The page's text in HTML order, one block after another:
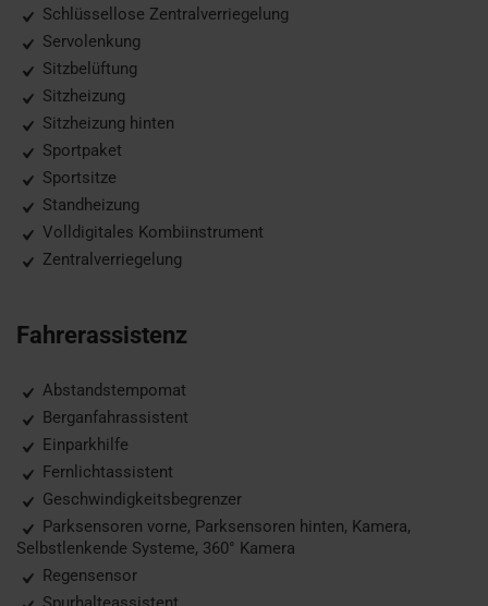
Schlüssellose Zentralverriegelung
Servolenkung
Sitzbelüftung
Sitzheizung
Sitzheizung hinten
Sportpaket
Sportsitze
Standheizung
Volldigitales Kombiinstrument
Zentralverriegelung
Fahrerassistenz
Abstandstempomat
Berganfahrassistent
Einparkhilfe
Fernlichtassistent
Geschwindigkeitsbegrenzer
Parksensoren vorne, Parksensoren hinten, Kamera,
Selbstlenkende Systeme, 360° Kamera
Regensensor